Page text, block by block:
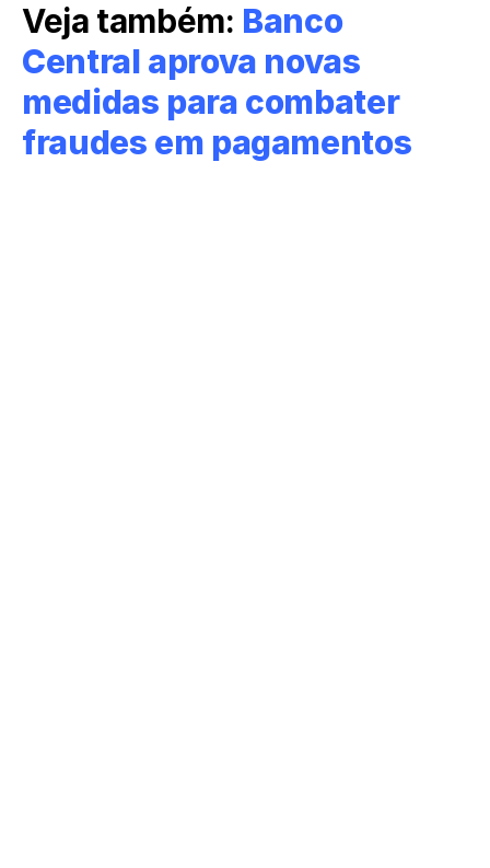
Veja também: Banco
Central aprova novas
medidas para combater
fraudes em pagamentos